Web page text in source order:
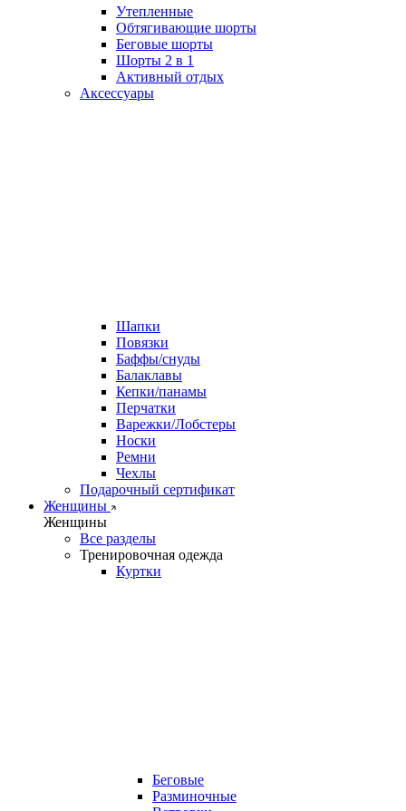
Утепленные
Обтягивающие шорты
Беговые шорты
Шорты 2 в 1
Активный отдых
Аксессуары
Шапки
Повязки
Баффы/снуды
Балаклавы
Кепки/панамы
Перчатки
Варежки/Лобстеры
Носки
Ремни
Чехлы
Подарочный сертификат
Женщины
Женщины
Все разделы
Тренировочная одежда
Куртки
Беговые
Разминочные